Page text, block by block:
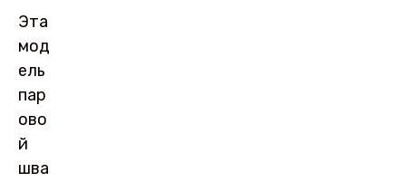
Эта
мод
ель
пар
ово
й
шва